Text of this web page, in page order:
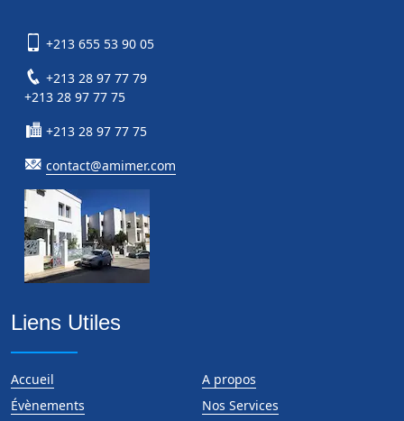
+213 655 53 90 05
+213 28 97 77 79
+213 28 97 77 75
+213 28 97 77 75
contact@amimer.com
Liens Utiles
Accueil
A propos
Évènements
Nos Services